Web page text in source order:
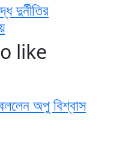
দুর্নীতির
like
বললেন অপু বিশ্বাস